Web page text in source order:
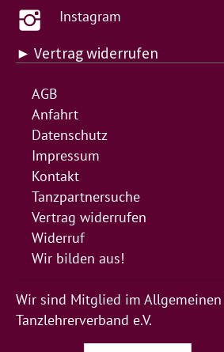
Instagram
► Vertrag widerrufen
AGB
Anfahrt
Datenschutz
Impressum
Kontakt
Tanzpartnersuche
Vertrag widerrufen
Widerruf
Wir bilden aus!
Wir sind Mitglied im Allgemeinen
Tanzlehrerverband e.V.